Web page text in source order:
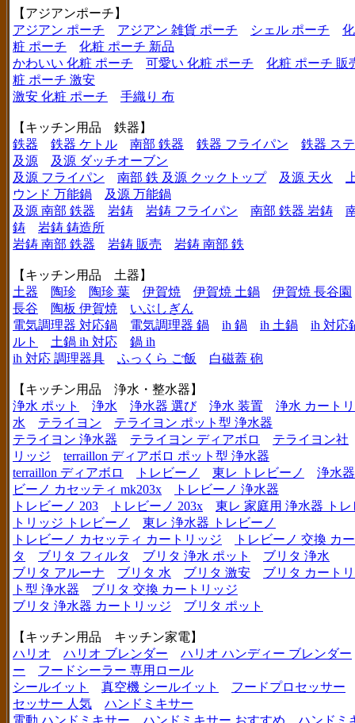
【アジアンポーチ】
アジアン ポーチ
アジアン 雑貨 ポーチ シェル ポーチ
粧 ポーチ
化粧 ポーチ 新品
かわいい 化粧 ポーチ
可愛い 化粧 ポーチ
化粧 ポーチ 販
粧 ポーチ 激安
激安 化粧 ポーチ
手織り 布
【キッチン用品 鉄器】
鉄器
鉄器 ケトル 南部 鉄器 鉄器 フライパン
鉄器 ス
及源
及源 ダッチオーブン
及源 フライパン
南部 鉄 及源 クックトップ 及源 天火
ウンド 万能鍋
及源 万能鍋
及源 南部 鉄器
岩鋳 岩鋳 フライパン 南部 鉄器 岩鋳
鋳
岩鋳 鋳造所
岩鋳 南部 鉄器
岩鋳 販売 岩鋳 南部 鉄
【キッチン用品 土器】
土器
陶珍 陶珍 葉 伊賀焼 伊賀焼 土鍋
伊賀焼 長谷園
長谷
陶板 伊賀焼
いぶしぎん
電気調理器 対応鍋
電気調理器 鍋 ih 鍋 ih 土鍋
ih 対応
ルト
土鍋 ih 対応
鍋 ih
ih 対応 調理器具
ふっくら ご飯 白磁蓋 砲
【キッチン用品 浄水・整水器】
浄水 ポット
浄水 浄水器 選び 浄水 装置
浄水 カート
水
テライヨン
テライヨン ポット型 浄水器
テライヨン 浄水器
テライヨン ディアボロ
テライヨン社
リッジ
terraillon ディアボロ ポット型 浄水器
terraillon ディアボロ
トレビーノ 東レ トレビーノ
浄水
ビーノ カセッティ mk203x
トレビーノ 浄水器
トレビーノ 203
トレビーノ 203x
東レ 家庭用 浄水器 トレ
トリッジ トレビーノ
東レ 浄水器 トレビーノ
トレビーノ カセッティ カートリッジ
トレビーノ 交換 カ
タ
ブリタ フィルタ ブリタ 浄水 ポット
ブリタ 浄水
ブリタ アルーナ
ブリタ 水 ブリタ 激安
ブリタ カート
ト型 浄水器
ブリタ 交換 カートリッジ
ブリタ 浄水器 カートリッジ
ブリタ ポット
【キッチン用品 キッチン家電】
ハリオ
ハリオ ブレンダー
ハリオ ハンディー ブレンダー
ー
フードシーラー 専用ロール
シールイット
真空機 シールイット
フードプロセッサー
セッサー 人気
ハンドミキサー
電動 ハンドミキサー
ハンドミキサー おすすめ ハンドミ